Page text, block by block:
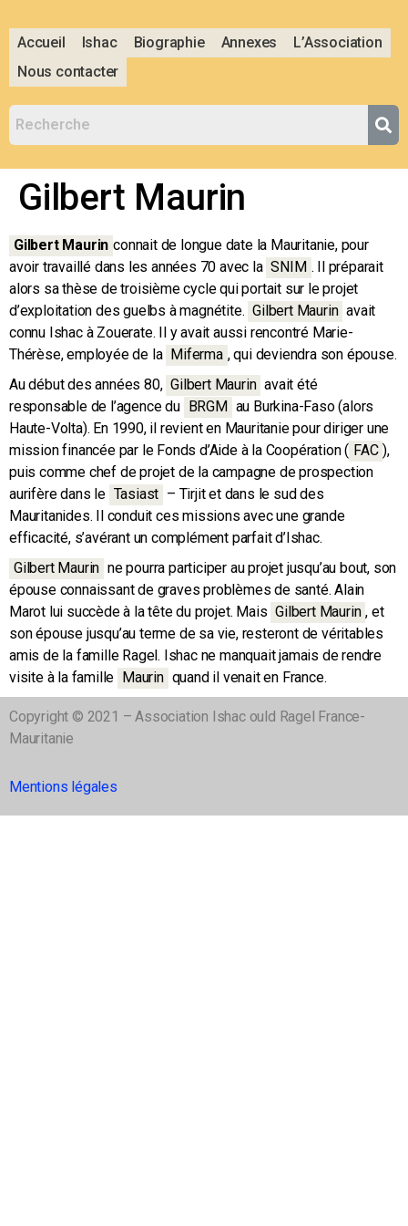
Accueil Ishac Biographie Annexes
L’Association
Nous contacter
Gilbert Maurin
Gilbert Maurin connait de longue date la Mauritanie, pour
avoir travaillé dans les années 70 avec la SNIM . Il préparait
alors sa thèse de troisième cycle qui portait sur le projet
d’exploitation des guelbs à magnétite. Gilbert Maurin avait
connu Ishac à Zouerate. Il y avait aussi rencontré Marie-
Thérèse, employée de la Miferma ,qui deviendra son épouse.
Au début des années 80, Gilbert Maurin avait été
responsable de l’agence du BRGM au Burkina-Faso (alors
Haute-Volta). En 1990, il revient en Mauritanie pour diriger une
mission financée par le Fonds d’Aide à la Coopération( FAC ),
puis comme chef de projet de la campagne de prospection
aurifère dans le Tasiast – Tirjit et dans le sud des
Mauritanides. Il conduit ces missions avec une grande
efficacité, s’avérant un complément parfait d’Ishac.
Gilbert Maurin ne pourra participer au projet jusqu’au bout, son
épouse connaissant de graves problèmes de santé. Alain
Marot lui succède à la tête du projet. Mais Gilbert Maurin , et
son épouse jusqu’au terme de sa vie, resteront de véritables
amis de la famille Ragel. Ishac ne manquait jamais de rendre
visite à la famille Maurin quand il venait en France.
Copyright © 2021 – Association Ishac ould Ragel France-
Mauritanie
Mentions légales